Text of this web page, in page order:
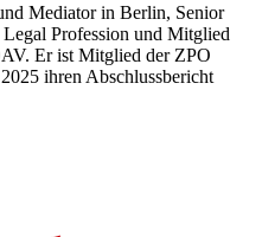
Mediator in Berlin, Senior
Profession und Mitglied
Er ist Mitglied der ZPO
ihren Abschlussbericht